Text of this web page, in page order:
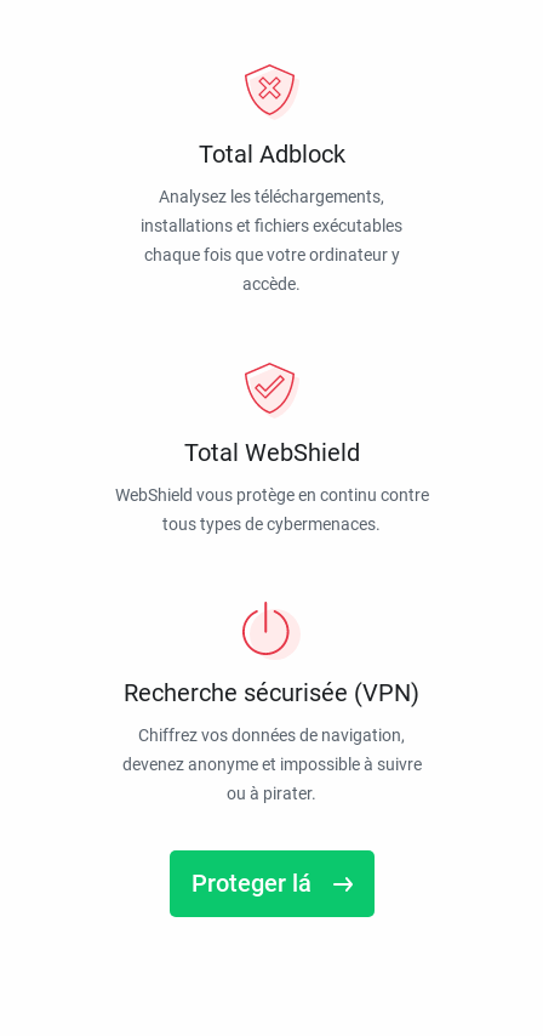
Total Adblock
Analysez les téléchargements,
installations et fichiers exécutables
chaque fois que votre ordinateur y
accède.
Total WebShield
WebShield vous protège en continu contre
tous types de cybermenaces.
Recherche sécurisée (VPN)
Chiffrez vos données de navigation,
devenez anonyme et impossible à suivre
ou à pirater.
Proteger lá